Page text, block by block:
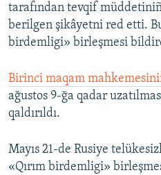
tarafından tevqif müddetiniñ
berilgen şikâyetni red etti.
birdemligi» birleşmesi
Birinci maqam
ağustos 9-ğa qadar
qaldırıldı.
Mayıs 21-de Rusiye
«Qırım birdemligi»